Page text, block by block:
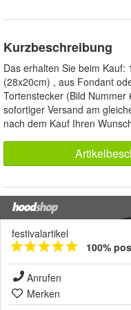
Kurzbeschreibung
Das erhalten Sie beim
(28x20cm) , aus Fondant
Tortenstecker (Bild
sofortiger Versand am
nach dem Kauf Ihren
festivalartikel
100%
Anrufen
Merken